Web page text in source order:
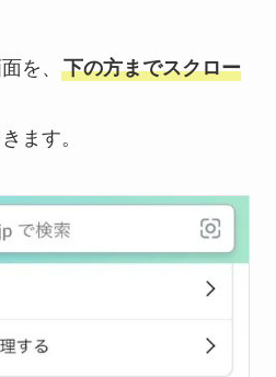
を、
下の方までスクロー
ます。